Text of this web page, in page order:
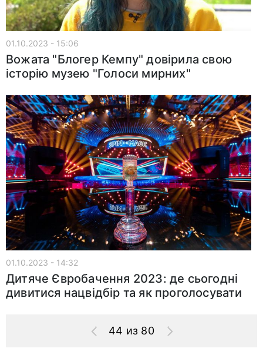
01.10.2023 - 15:06
Вожата "Блогер Кемпу" довірила свою
історію музею "Голоси мирних"
01.10.2023 - 14:32
Дитяче Євробачення 2023: де сьогодні
дивитися нацвідбір та як проголосувати
44 из 80